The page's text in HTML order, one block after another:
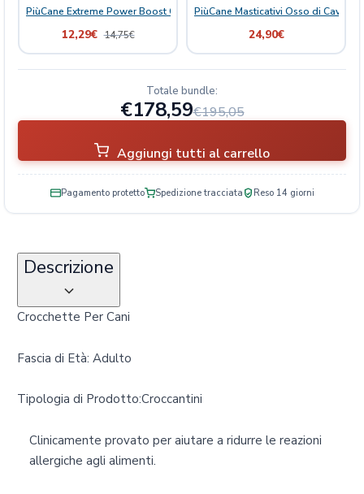
a
r
a
i
q
u
a
i
PiùCane Extreme Power Boost Grasso di Pecora con Aglio
12,29€ 14,75€
PiùCane Masticativi Osso di Cavallo
24,90€
Totale bundle:
€178,59€195,05
Aggiungi tutti al carrello
Pagamento protetto Spedizione tracciata Reso 14 giorni
Descrizione
Crocchette Per Cani
Fascia di Età: Adulto
Tipologia di Prodotto:Croccantini
Clinicamente provato per aiutare a ridurre le reazioni
allergiche agli alimenti.